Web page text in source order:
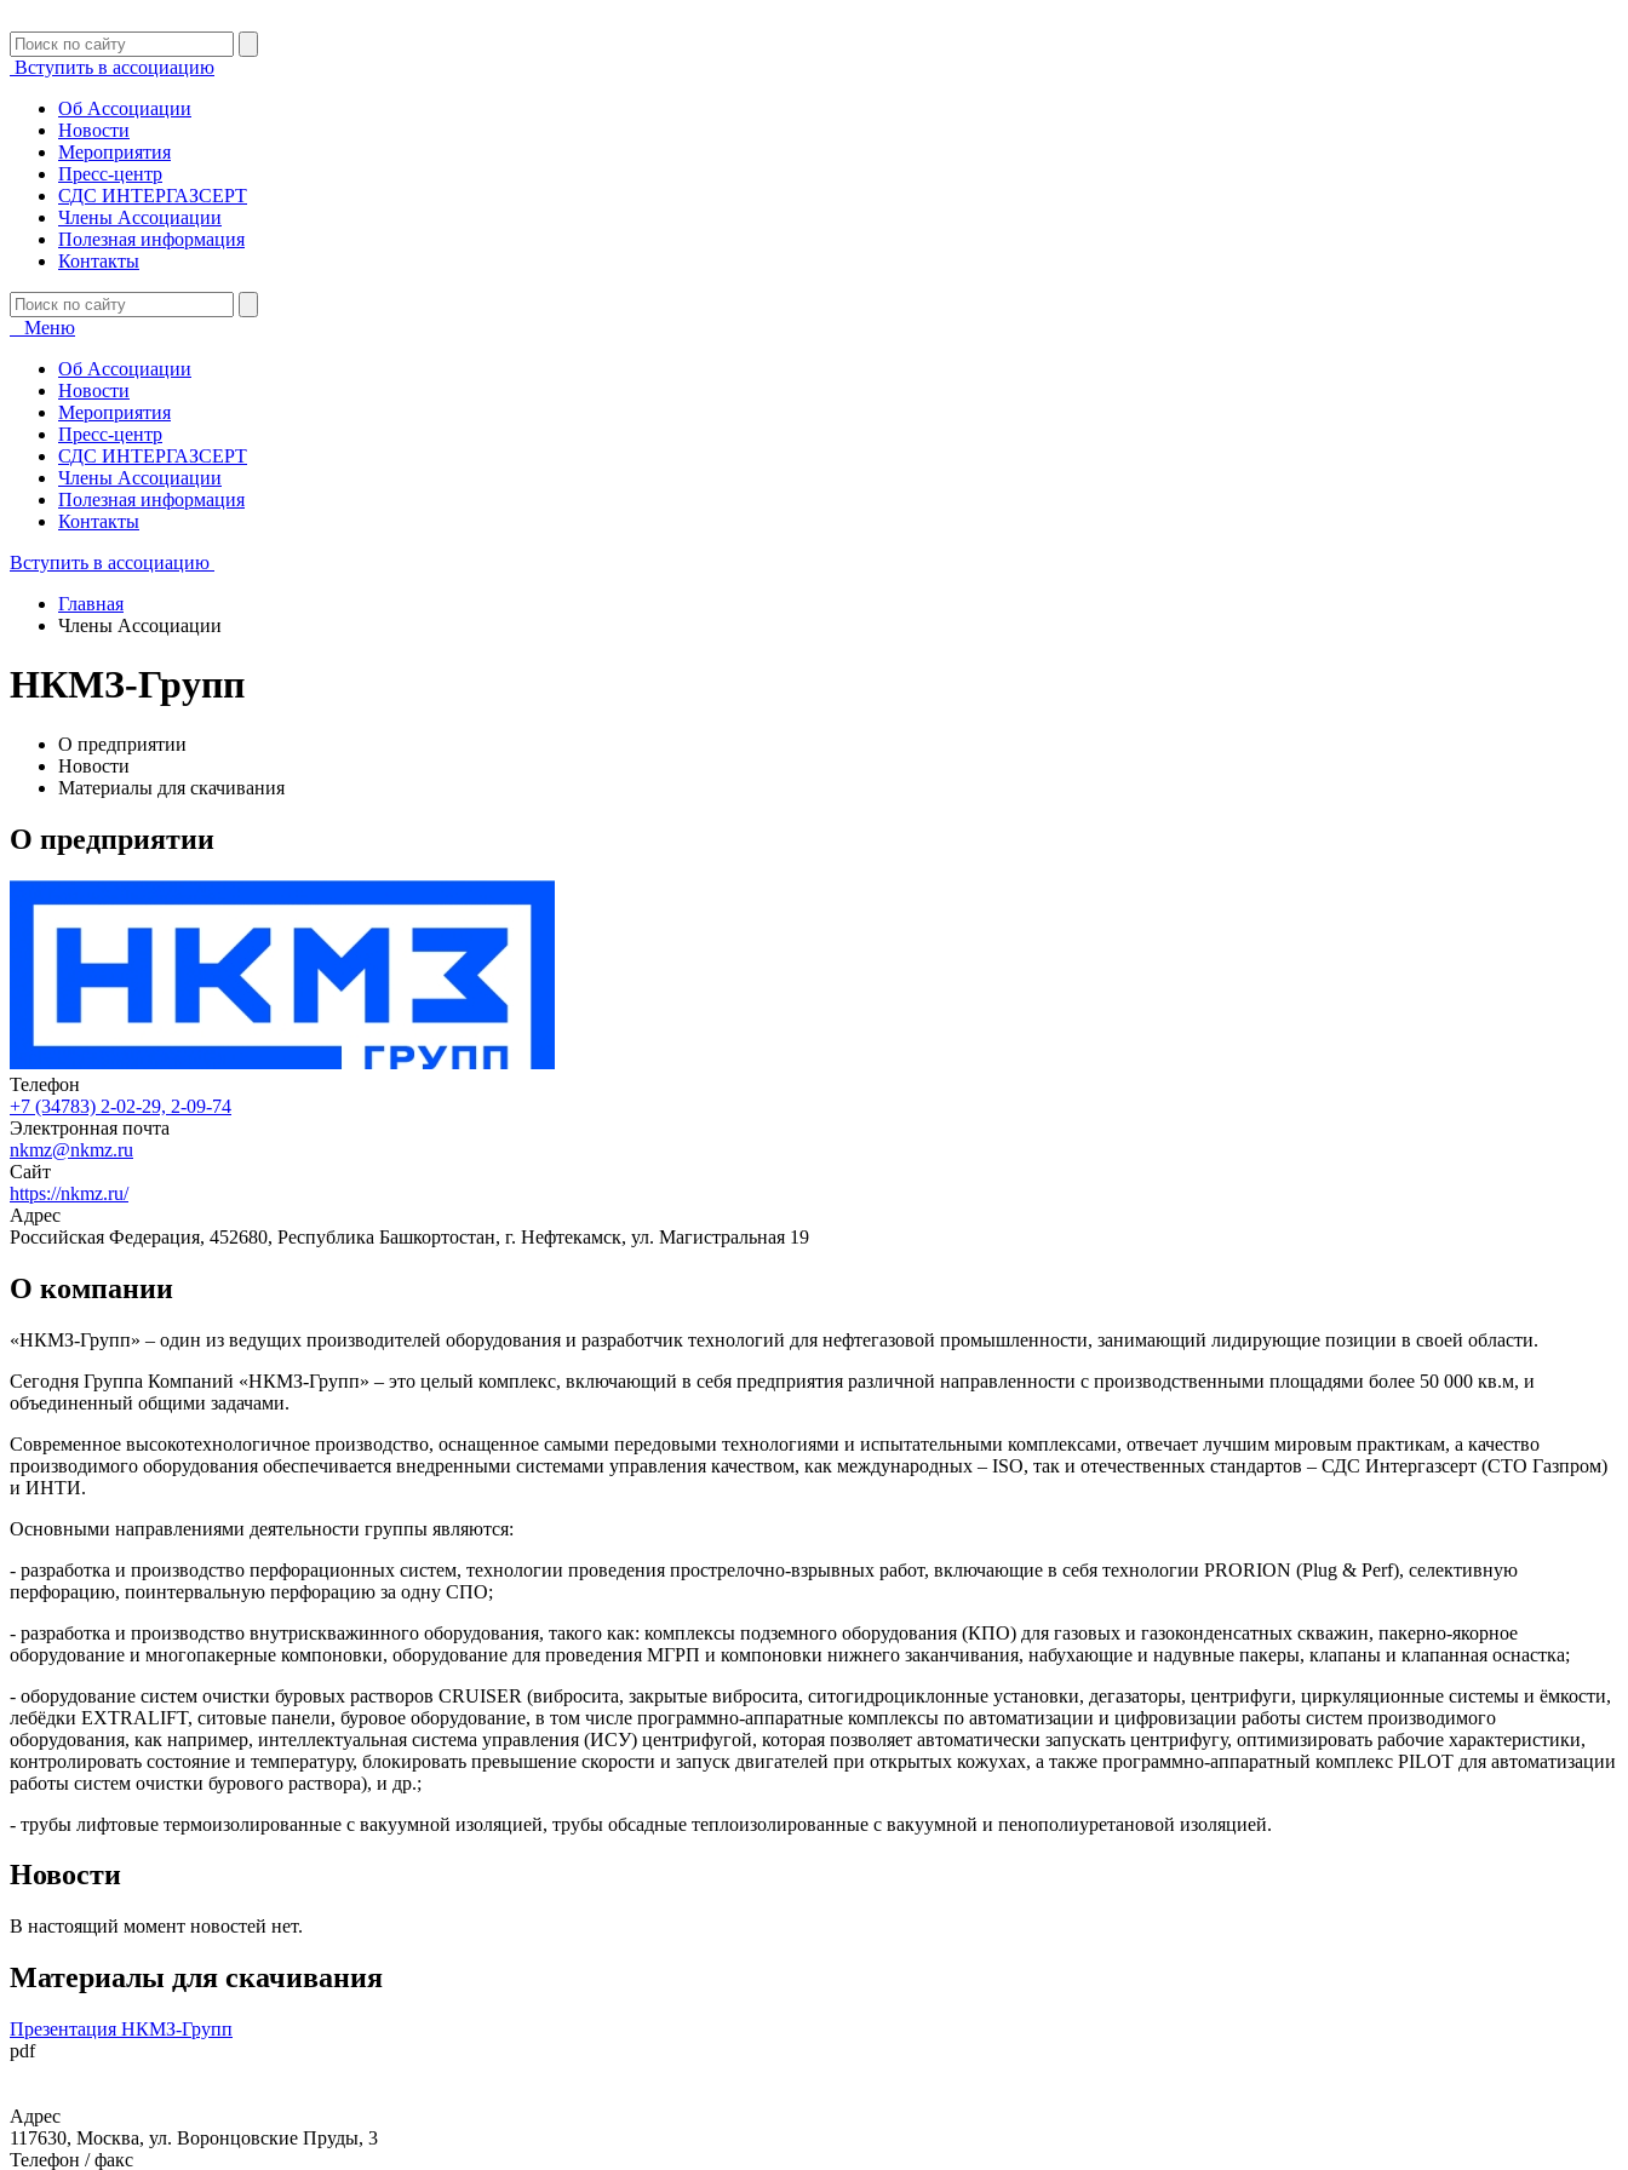
Вступить в ассоциацию
Об Ассоциации
Новости
Мероприятия
Пресс-центр
СДС ИНТЕРГАЗСЕРТ
Члены Ассоциации
Полезная информация
Контакты
Меню
Об Ассоциации
Новости
Мероприятия
Пресс-центр
СДС ИНТЕРГАЗСЕРТ
Члены Ассоциации
Полезная информация
Контакты
Вступить в ассоциацию
Главная
Члены Ассоциации
НКМЗ-Групп
О предприятии
Новости
Материалы для скачивания
О предприятии
Телефон
+7 (34783) 2-02-29, 2-09-74
Электронная почта
nkmz@nkmz.ru
Сайт
https://nkmz.ru/
Адрес
Российская Федерация, 452680, Республика Башкортостан, г. Нефтекамск, ул. Магистральная 19
О компании
«НКМЗ-Групп» – один из ведущих производителей оборудования и разработчик технологий для нефтегазовой промышленности, занимающий лидирующие позиции в своей области.
Сегодня Группа Компаний «НКМЗ-Групп» – это целый комплекс, включающий в себя предприятия различной направленности с производственными площадями более 50 000 кв.м, и
объединенный общими задачами.
Современное высокотехнологичное производство, оснащенное самыми передовыми технологиями и испытательными комплексами, отвечает лучшим мировым практикам, а качество
производимого оборудования обеспечивается внедренными системами управления качеством, как международных – ISO, так и отечественных стандартов – СДС Интергазсерт (СТО Газпром)
и ИНТИ.
Основными направлениями деятельности группы являются:
- разработка и производство перфорационных систем, технологии проведения прострелочно-взрывных работ, включающие в себя технологии PRORION (Plug & Perf), селективную
перфорацию, поинтервальную перфорацию за одну СПО;
- разработка и производство внутрискважинного оборудования, такого как: комплексы подземного оборудования (КПО) для газовых и газоконденсатных скважин, пакерно-якорное
оборудование и многопакерные компоновки, оборудование для проведения МГРП и компоновки нижнего заканчивания, набухающие и надувные пакеры, клапаны и клапанная оснастка;
- оборудование систем очистки буровых растворов CRUISER (вибросита, закрытые вибросита, ситогидроциклонные установки, дегазаторы, центрифуги, циркуляционные системы и ёмкости,
лебёдки EXTRALIFT, ситовые панели, буровое оборудование, в том числе программно-аппаратные комплексы по автоматизации и цифровизации работы систем производимого
оборудования, как например, интеллектуальная система управления (ИСУ) центрифугой, которая позволяет автоматически запускать центрифугу, оптимизировать рабочие характеристики,
контролировать состояние и температуру, блокировать превышение скорости и запуск двигателей при открытых кожухах, а также программно-аппаратный комплекс PILOT для автоматизации
работы систем очистки бурового раствора), и др.;
- трубы лифтовые термоизолированные с вакуумной изоляцией, трубы обсадные теплоизолированные с вакуумной и пенополиуретановой изоляцией.
Новости
В настоящий момент новостей нет.
Материалы для скачивания
Презентация НКМЗ-Групп
pdf
Адрес
117630, Москва, ул. Воронцовские Пруды, 3
Телефон / факс